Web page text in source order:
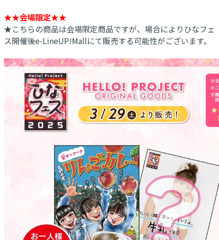
★★会場限定★★
★こちらの商品は会場限定商品ですが、場合によりひなフェ
ス開催後e-LineUP!Mallにて販売する可能性がございます。